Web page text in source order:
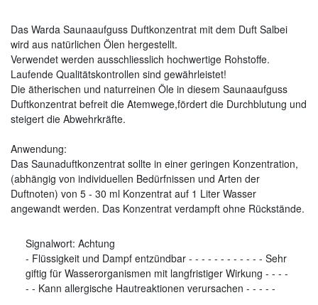
Das Warda Saunaaufguss Duftkonzentrat mit dem Duft Salbei
wird aus natürlichen Ölen hergestellt.
Verwendet werden ausschliesslich hochwertige Rohstoffe.
Laufende Qualitätskontrollen sind gewährleistet!
Die ätherischen und naturreinen Öle in diesem Saunaaufguss
Duftkonzentrat befreit die Atemwege,fördert die Durchblutung und
steigert die Abwehrkräfte.
Anwendung:
Das Saunaduftkonzentrat sollte in einer geringen Konzentration,
(abhängig von individuellen Bedürfnissen und Arten der
Duftnoten) von 5 - 30 ml Konzentrat auf 1 Liter Wasser
angewandt werden. Das Konzentrat verdampft ohne Rückstände.
Signalwort: Achtung
- Flüssigkeit und Dampf entzündbar - - - - - - - - - - - - Sehr
giftig für Wasserorganismen mit langfristiger Wirkung - - - -
- - Kann allergische Hautreaktionen verursachen - - - - -